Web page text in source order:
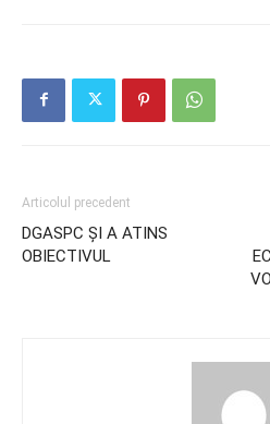
Articolul precedent
DGASPC ȘI A ATINS
OBIECTIVUL